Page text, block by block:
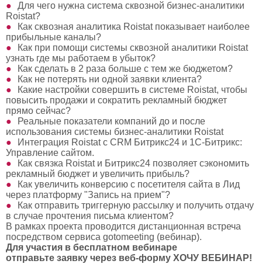
Для чего нужна система сквозной бизнес-аналитики
Roistat?
Как сквозная аналитика Roistat показывает наиболее
прибыльные каналы?
Как при помощи системы сквозной аналитики Roistat
узнать где мы работаем в убыток?
Как сделать в 2 раза больше с тем же бюджетом?
Как не потерять ни одной заявки клиента?
Какие настройки совершить в системе Roistat, чтобы
повысить продажи и сократить рекламный бюджет
прямо сейчас?
Реальные показатели компаний до и после
использования системы бизнес-аналитики Roistat
Интеграция Roistat c CRM Битрикс24 и 1С-Битрикс:
Управление сайтом.
Как связка Roistat и Битрикс24 позволяет сэкономить
рекламный бюджет и увеличить прибыль?
Как увеличить конверсию с посетителя сайта в Лид
через платформу "Запись на прием"?
Как отправить триггерную рассылку и получить отдачу
в случае прочтения письма клиентом?
В рамках проекта проводится дистанционная встреча
посредством сервиса gotomeeting (вебинар).
Для участия в бесплатном вебинаре
отправьте заявку через веб-форму ХОЧУ ВЕБИНАР!